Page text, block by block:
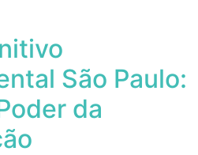
São Paulo:
da